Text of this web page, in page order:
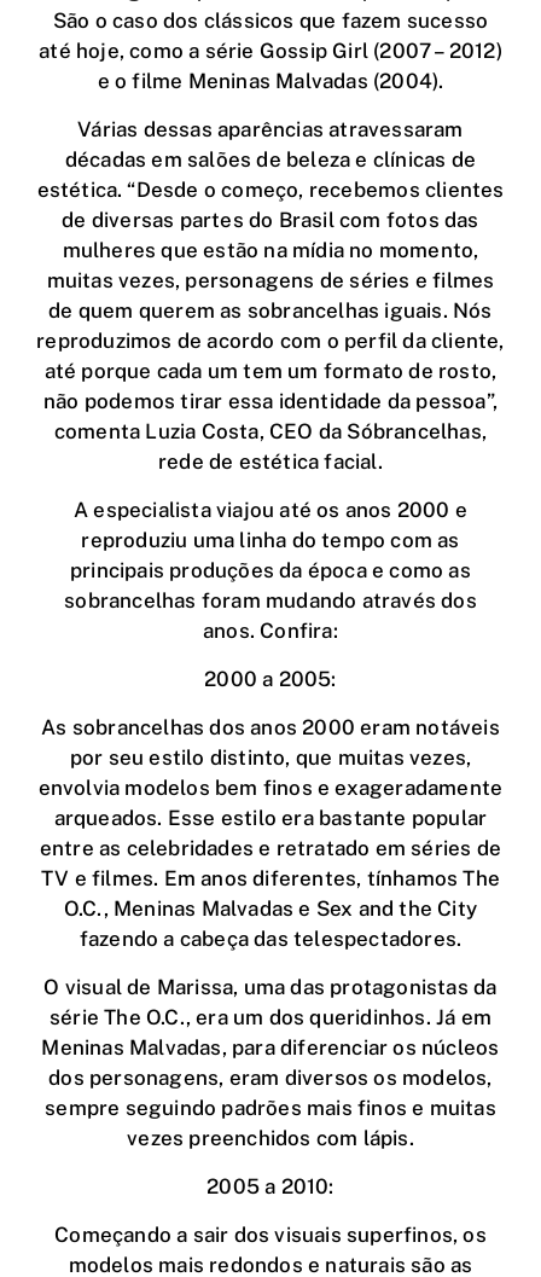
São o caso dos clássicos que fazem sucesso
até hoje, como a série Gossip Girl (2007 – 2012)
e o filme Meninas Malvadas (2004).
Várias dessas aparências atravessaram
décadas em salões de beleza e clínicas de
estética. “Desde o começo, recebemos clientes
de diversas partes do Brasil com fotos das
mulheres que estão na mídia no momento,
muitas vezes, personagens de séries e filmes
de quem querem as sobrancelhas iguais. Nós
reproduzimos de acordo com o perfil da cliente,
até porque cada um tem um formato de rosto,
não podemos tirar essa identidade da pessoa”,
comenta Luzia Costa, CEO da Sóbrancelhas,
rede de estética facial.
A especialista viajou até os anos 2000 e
reproduziu uma linha do tempo com as
principais produções da época e como as
sobrancelhas foram mudando através dos
anos. Confira:
2000 a 2005:
As sobrancelhas dos anos 2000 eram notáveis
por seu estilo distinto, que muitas vezes,
envolvia modelos bem finos e exageradamente
arqueados. Esse estilo era bastante popular
entre as celebridades e retratado em séries de
TV e filmes. Em anos diferentes, tínhamos The
O.C., Meninas Malvadas e Sex and the City
fazendo a cabeça das telespectadores.
O visual de Marissa, uma das protagonistas da
série The O.C., era um dos queridinhos. Já em
Meninas Malvadas, para diferenciar os núcleos
dos personagens, eram diversos os modelos,
sempre seguindo padrões mais finos e muitas
vezes preenchidos com lápis.
2005 a 2010:
Começando a sair dos visuais superfinos, os
modelos mais redondos e naturais são as